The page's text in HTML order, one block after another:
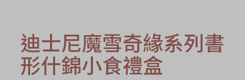
迪士尼魔雪奇緣系列書
形什錦小食禮盒
beginning